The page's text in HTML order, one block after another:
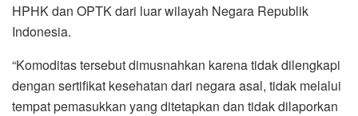
HPHK dan OPTK dari luar wilayah Negara Republik
Indonesia.
“Komoditas tersebut dimusnahkan karena tidak dilengkapi
dengan sertifikat kesehatan dari negara asal, tidak melalui
tempat pemasukkan yang ditetapkan dan tidak dilaporkan